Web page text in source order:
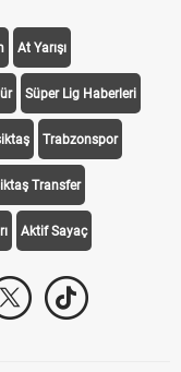
At Yarışı
Süper Lig Haberleri
Trabzonspor
Transfer
Aktif Sayaç